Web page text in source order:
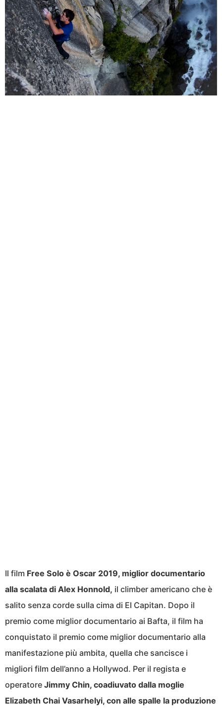
Il film Free Solo è Oscar 2019, miglior documentario
alla scalata di Alex Honnold, il climber americano che è
salito senza corde sulla cima di El Capitan. Dopo il
premio come miglior documentario ai Bafta, il film ha
conquistato il premio come miglior documentario alla
manifestazione più ambita, quella che sancisce i
migliori film dell’anno a Hollywod. Per il regista e
operatore Jimmy Chin, coadiuvato dalla moglie
Elizabeth Chai Vasarhelyi, con alle spalle la produzione